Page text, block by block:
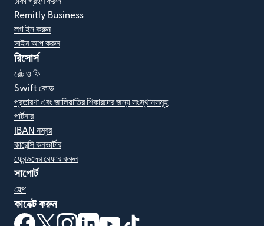
Remitly Business
লগ ইন করুন
সাইন আপ করুন
রিসোর্স
রেট ও ফি
Swift কোড
প্রতারণা এবং জালিয়াতির শিকারদের জন্য সংস্থানসমূহ
পার্টনার
IBAN নম্বর
কারেন্সি কনভার্টার
ফ্রেন্ডদের রেফার করুন
সাপোর্ট
হেল্প
কানেক্ট করুন
(নতুন উইন্ডোতে খুলবে)
(নতুন উইন্ডোতে খুলবে)
(নতুন উইন্ডোতে খুলবে)
(নতুন উইন্ডোতে খুলবে)
(নতুন উইন্ডোতে খুলবে)